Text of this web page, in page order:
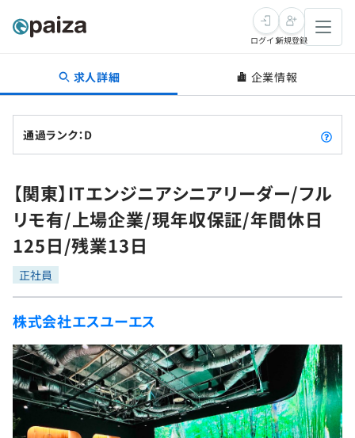
転職・キャリア
転職成功ガイド
転職エージェント
インタビュー
転職成功ガイド
新卒就活
求人検索
本選考
インターン
新卒エージェント
イベント・セミナー
インタビュー
学習
問題集
4択課題
ナレッジ
リファレンス
スキルチェック
プログラミング言語
評価結果一覧
再チャレンジ結果一覧
ゲーム・マンガ
Tech Team Journal
paiza times
note
paizaとは？
ログイン新規登録
求人詳細 企業情報
通過ランク：D
【関東】ITエンジニアシニアリーダー/フル
リモ有/上場企業/現年収保証/年間休日
125日/残業13日
正社員
株式会社エスユーエス